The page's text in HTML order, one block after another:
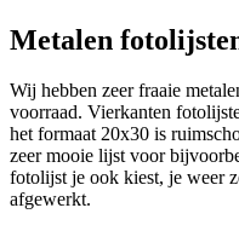
Metalen
Wij hebben zeer fraaie
voorraad. Vierkanten
het formaat 20x30 is
zeer mooie lijst voor
fotolijst je ook kiest, je weer
afgewerkt.